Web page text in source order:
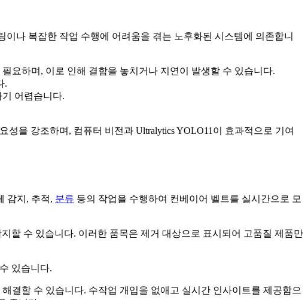
나 복잡한 작업 수행에 어려움을 겪는 노후화된 시스템에 의존합니
요하며, 이로 인해 결함을 놓치거나 지연이 발생할 수 있습니다.
.
어렵습니다.
을 강조하며, 컴퓨터 비전과 Ultralytics YOLO11이 효과적으로 기여
감지, 추적, 분류 등의 작업을 수행하여 컨베이어 벨트를 실시간으로 모
할 수 있습니다. 이러한 품목은 제거 대상으로 표시되어 고품질 제품만
있습니다.
결할 수 있습니다. 수작업 개입을 없애고 실시간 인사이트를 제공함으